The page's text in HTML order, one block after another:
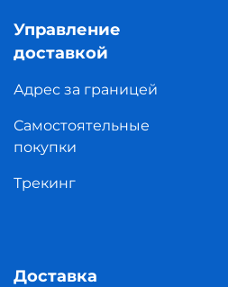
Управление
доставкой
Адрес за границей
Самостоятельные
покупки
Трекинг
Доставка